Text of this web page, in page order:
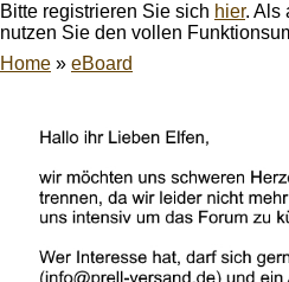
Bitte registrieren Sie sich hier. Als
nutzen Sie den vollen
Home » eBoard